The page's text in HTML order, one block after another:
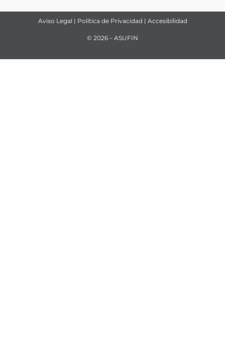
Aviso Legal | Política de Privacidad | Accesibilidad
© 2026 – ASUFIN